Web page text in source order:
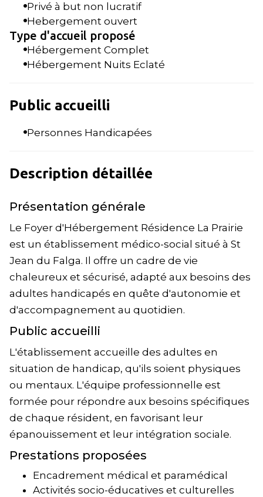
Privé à but non lucratif
Hebergement ouvert
Type d'accueil proposé
Hébergement Complet
Hébergement Nuits Eclaté
Public accueilli
Personnes Handicapées
Description détaillée
Présentation générale
Le Foyer d'Hébergement Résidence La Prairie
est un établissement médico-social situé à St
Jean du Falga. Il offre un cadre de vie
chaleureux et sécurisé, adapté aux besoins des
adultes handicapés en quête d'autonomie et
d'accompagnement au quotidien.
Public accueilli
L'établissement accueille des adultes en
situation de handicap, qu'ils soient physiques
ou mentaux. L'équipe professionnelle est
formée pour répondre aux besoins spécifiques
de chaque résident, en favorisant leur
épanouissement et leur intégration sociale.
Prestations proposées
Encadrement médical et paramédical
Activités socio-éducatives et culturelles